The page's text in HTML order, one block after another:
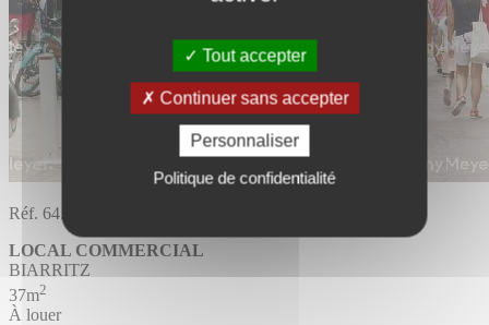
Tout accepter
Continuer sans accepter
Personnaliser
Politique de confidentialité
Réf. 64.1518
LOCAL COMMERCIAL
BIARRITZ
37m2
À louer